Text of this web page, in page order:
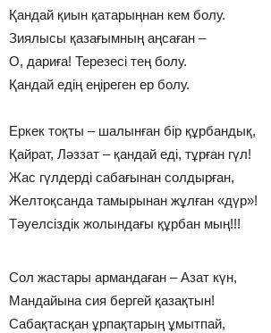
Қандай қиын қатарыңнан кем болу.
Зиялысы қазағымның аңсаған –
О, дариға! Терезесі тең болу.
Қандай едің еңіреген ер болу.
Еркек тоқты – шалынған бір құрбандық,
Қайрат, Ләззат – қандай еді, тұрған гүл!
Жас гүлдерді сабағынан солдырған,
Желтоқсанда тамырынан жұлған «дүр»!
Тәуелсіздік жолындағы құрбан мың!!!
Сол жастары армандаған – Азат күн,
Мандайына сия бергей қазақтын!
Сабақтасқан ұрпақтарың ұмытпай,